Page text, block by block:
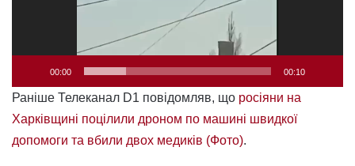
00:00 00:10
Раніше Телеканал D1 повідомляв, що росіяни на
Харківщині поцілили дроном по машині швидкої
допомоги та вбили двох медиків (Фото).